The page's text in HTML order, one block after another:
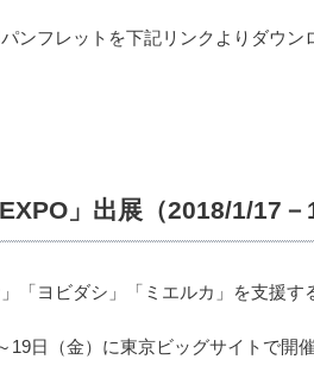
ンフレットを下記リンクよりダウン
」出展（2018/1/17
「ヨビダシ」「ミエルカ」を支援す
日（金）に東京ビッグサイトで開